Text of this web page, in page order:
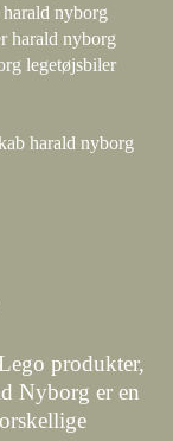
nyborg
harald nyborg
legetøjsbiler
harald nyborg
produkter,
Nyborg er en